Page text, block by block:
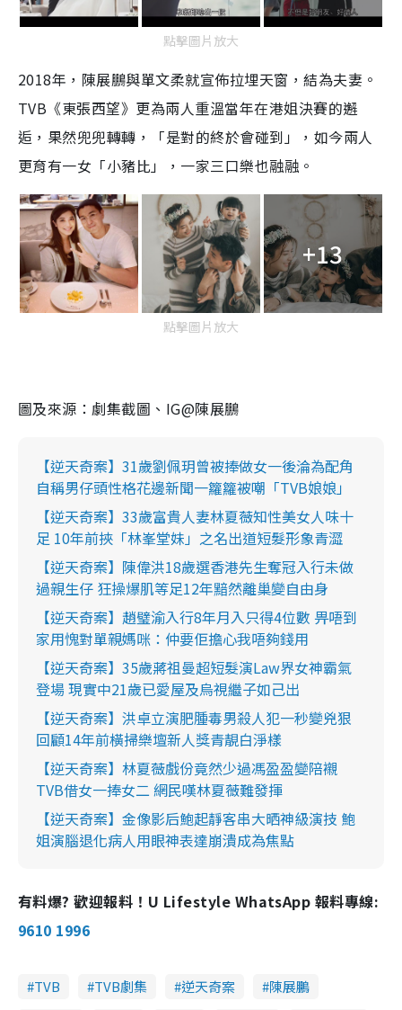
點擊圖片放大
2018年，陳展鵬與單文柔就宣佈拉埋天窗，結為夫妻。
TVB《東張西望》更為兩人重溫當年在港姐決賽的邂
逅，果然兜兜轉轉，「是對的終於會碰到」，如今兩人
更育有一女「小豬比」，一家三口樂也融融。
+13
點擊圖片放大
圖及來源：劇集截圖、IG@陳展鵬
【逆天奇案】31歲劉佩玥曾被捧做女一後淪為配角
自稱男仔頭性格花邊新聞一籮籮被嘲「TVB娘娘」
【逆天奇案】33歲富貴人妻林夏薇知性美女人味十
足 10年前挾「林峯堂妹」之名出道短髮形象青澀
【逆天奇案】陳偉洪18歲選香港先生奪冠入行未做
過親生仔 狂操爆肌等足12年黯然離巢變自由身
【逆天奇案】趙璧渝入行8年月入只得4位數 畀唔到
家用愧對單親媽咪：仲要佢擔心我唔夠錢用
【逆天奇案】35歲蔣祖曼超短髮演Law界女神霸氣
登場 現實中21歲已愛屋及烏視繼子如己出
【逆天奇案】洪卓立演肥腫毒男殺人犯一秒變兇狠
回顧14年前橫掃樂壇新人獎青靚白淨樣
【逆天奇案】林夏薇戲份竟然少過馮盈盈變陪襯
TVB借女一捧女二 網民嘆林夏薇難發揮
【逆天奇案】金像影后鮑起靜客串大晒神級演技 鮑
姐演腦退化病人用眼神表達崩潰成為焦點
有料爆? 歡迎報料！U Lifestyle WhatsApp 報料專線:
9610 1996
TVB TVB劇集 逆天奇案
陳展鵬